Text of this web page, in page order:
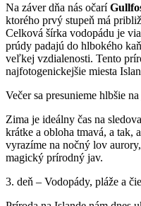
Na záver dňa nás očarí
ktorého prvý stupeň má
Celková šírka vodopádu je
prúdy padajú do hlbokého
veľkej vzdialenosti. Tento
najfotogenickejšie miesta
Večer sa presunieme hlbšie
Zima je ideálny čas na
krátke a obloha tmavá, a tak,
vyrazíme na nočný lov
magický prírodný jav.
3. deň – Vodopády, pláže a